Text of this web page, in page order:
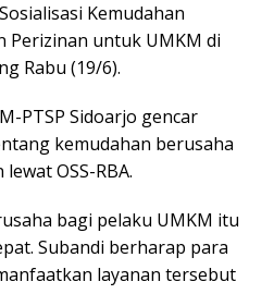
Kemudahan
Perizinan untuk UMKM di
Rabu (19/6).
PTSP Sidoarjo gencar
kemudahan berusaha
OSS-RBA.
bagi pelaku UMKM itu
Subandi berharap para
layanan tersebut